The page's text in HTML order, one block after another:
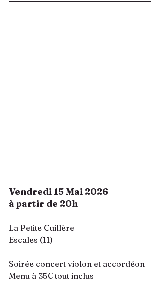
Vendredi 15 Mai 2026
à partir de 20h
La Petite Cuillère
Escales (11)
Soirée concert violon et accordéon
Menu à 35€ tout inclus